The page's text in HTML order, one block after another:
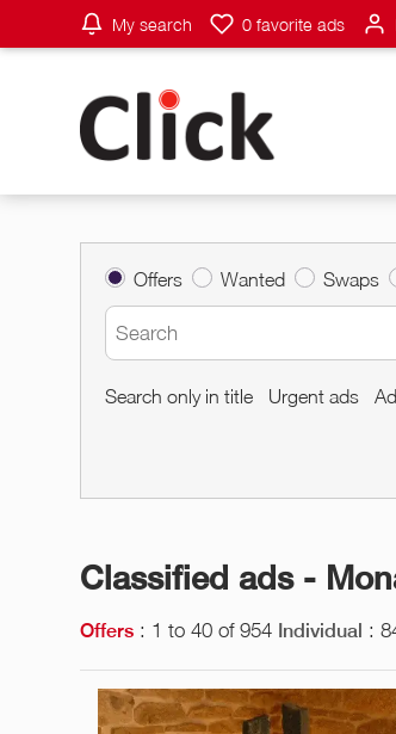
My search 0 favorite ads
Offers Wanted Swaps
Search only in title Urgent ads
Classified ads -
Offers : 1 to 40 of 954 Individual :